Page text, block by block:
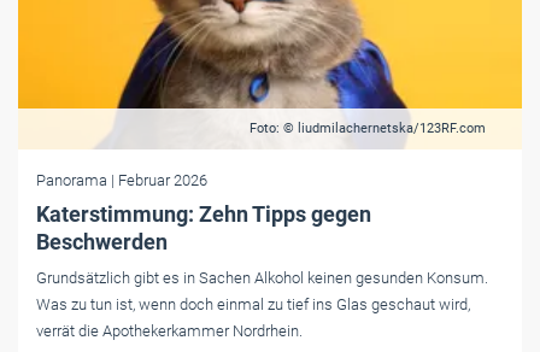
Foto: © liudmilachernetska/123RF.com
Panorama | Februar 2026
Katerstimmung: Zehn Tipps gegen
Beschwerden
Grundsätzlich gibt es in Sachen Alkohol keinen gesunden Konsum.
Was zu tun ist, wenn doch einmal zu tief ins Glas geschaut wird,
verrät die Apothekerkammer Nordrhein.